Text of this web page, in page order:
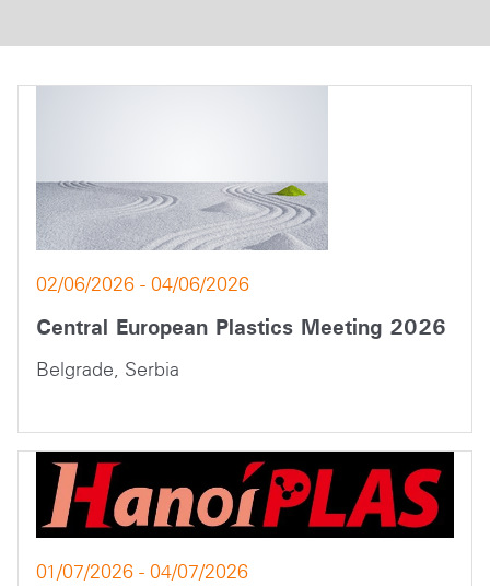
Central European Plastics Meeting 2026
02/06/2026 - 04/06/2026
Belgrade, Serbia
01/07/2026 - 04/07/2026